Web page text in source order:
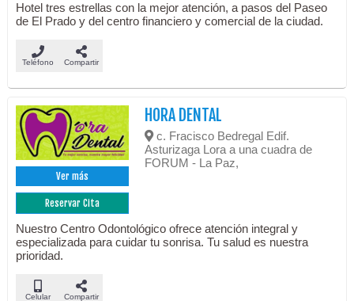
Hotel tres estrellas con la mejor atención, a pasos del Paseo
de El Prado y del centro financiero y comercial de la ciudad.
Teléfono Compartir
Ver más
Reservar Cita
HORA DENTAL
c. Fracisco Bedregal Edif.
Asturizaga Lora a una cuadra de
FORUM - La Paz,
Nuestro Centro Odontológico ofrece atención integral y
especializada para cuidar tu sonrisa. Tu salud es nuestra
prioridad.
Celular Compartir